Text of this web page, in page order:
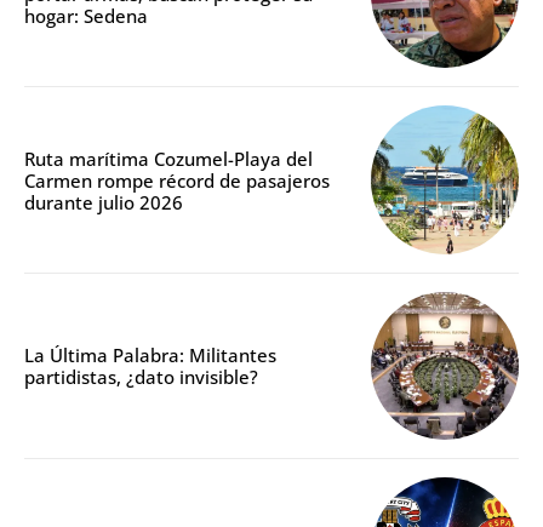
hogar: Sedena
Ruta marítima Cozumel-Playa del
Carmen rompe récord de pasajeros
durante julio 2026
La Última Palabra: Militantes
partidistas, ¿dato invisible?